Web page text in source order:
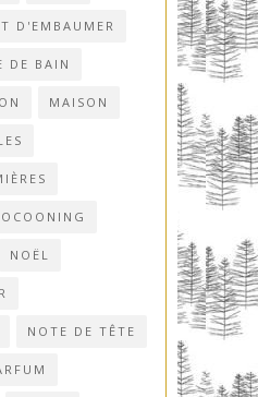
D'EMBAUMER
DE BAIN
MAISON
NOËL
NOTE DE TÊTE